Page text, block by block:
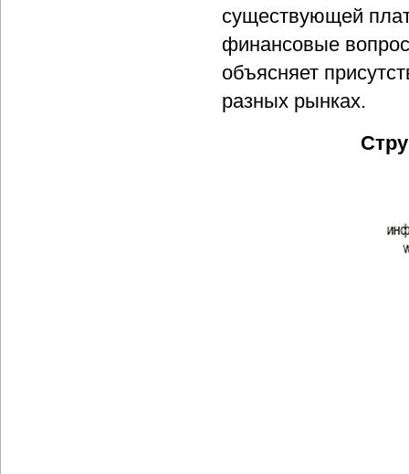
существующей
финансовые
объясняет
разных рынках.